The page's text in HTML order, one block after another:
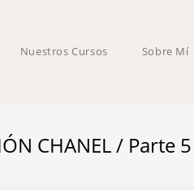
Nuestros Cursos Sobre Mí
CHANEL / Parte 5